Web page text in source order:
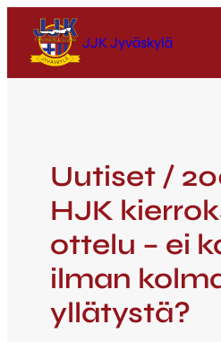
JJK Jyväskylä
Uutiset /
HJK
ottelu – ei
ilman
yllätystä?